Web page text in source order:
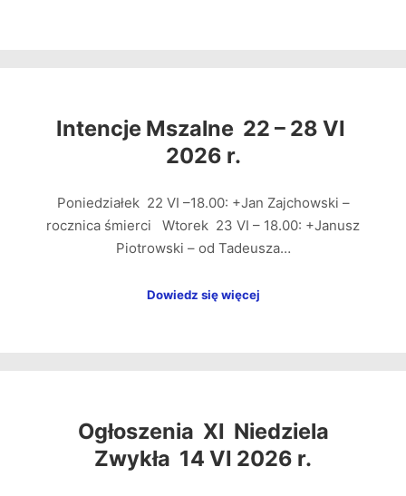
Intencje Mszalne 22 – 28 VI
2026 r.
Poniedziałek 22 VI –18.00: +Jan Zajchowski –
rocznica śmierci Wtorek 23 VI – 18.00: +Janusz
Piotrowski – od Tadeusza…
Dowiedz się więcej
Ogłoszenia XI Niedziela
Zwykła 14 VI 2026 r.